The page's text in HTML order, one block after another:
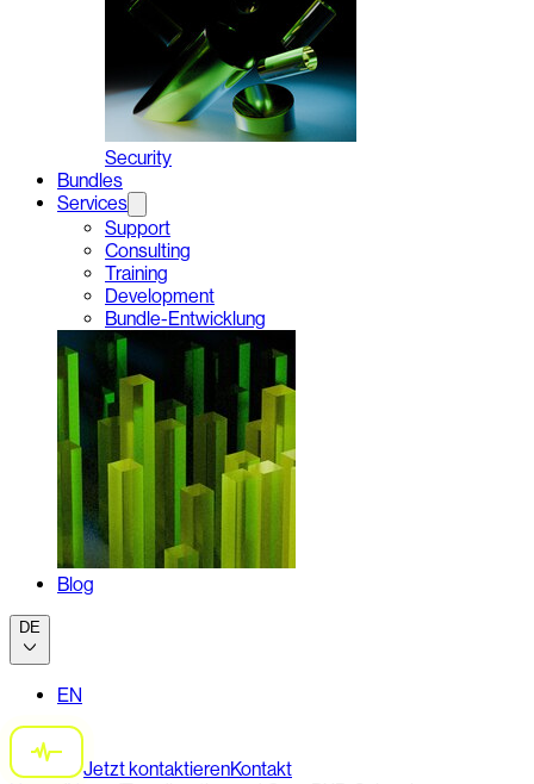
Security
Bundles
Services
Support
Consulting
Training
Development
Bundle-Entwicklung
Blog
DE
EN
Jetzt kontaktierenKontakt